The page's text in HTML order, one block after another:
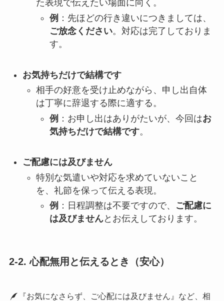
た表現で伝えたい場面に向く。
例 ：先ほどの行き違いにつきましては、
ご放念ください。対応は完了しておりま
す。
お気持ちだけで結構です
相手の好意を受け止めながら、申し出自体
は丁寧に辞退する際に適する。
例 ：お申し出はありがたいが、今回はお
気持ちだけで結構です。
ご配慮には及びません
特別な気遣いや対応を求めていないこと
を、礼節を保って伝える表現。
例 ：日程調整は不要ですので、
ご配慮に
は及びませんとお伝えしております。
2-2. 心配無用と伝えるとき（安心）
『お気になさらず、ご心配には及びません』など、相